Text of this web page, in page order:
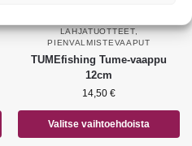
LAHJATUOTTEET,
PIENVALMISTEVAAPUT
TUMEfishing Tume-vaappu
12cm
14,50 €
Valitse vaihtoehdoista